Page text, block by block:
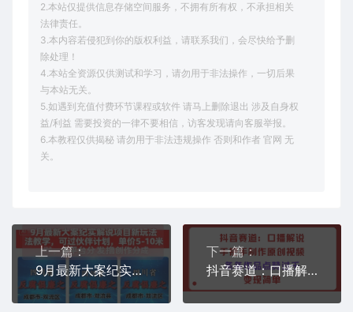
2.本站仅提供信息存储空间服务，不拥有所有权，不承担相关
法律责任。
3.本内容若侵犯到你的版权利益，请联系我们，会尽快给予删
除处理！
4.本站全资源仅供测试和学习，请勿用于非法操作，一切后果
与本站无关。
5.如遇到充值付费环节课程或软件 请马上删除退出 涉及自身权
益/利益 需要投资的一律不要相信，访客发现请向客服举报。
6.本教程仅供揭秘 请勿用于非法违规操作 否则和作者 官网 无
关。
上一篇：
9月最新大案纪实解说项目新玩法教学，可过伙伴计划，单价5-10米，多平台分发撸创作分成
下一篇：
抖音赛道：口播解说，手把手教你制作原创视频，条条作品点赞过千，变现简单